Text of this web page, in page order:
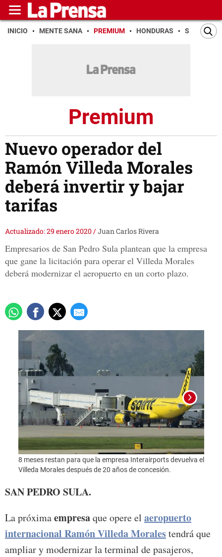
INICIO MENTE SANA PREMIUM HONDURAS SAN PEDRO
Premium
Nuevo operador del
Ramón Villeda Morales
deberá invertir y bajar
tarifas
Actualizado: 29 enero 2020/Juan Carlos Rivera
Empresarios de San Pedro Sula plantean que la empresa
que gane la licitación para operar el Villeda Morales
deberá modernizar el aeropuerto en un corto plazo.
8 meses restan para que la empresa Interairports devuelva el
Villeda Morales después de 20 años de concesión.
Foto:
SAN PEDRO SULA.
La próximaempresaque opere el aeropuerto
internacional Ramón Villeda Moralestendrá que
ampliar y modernizar la terminal de pasajeros,